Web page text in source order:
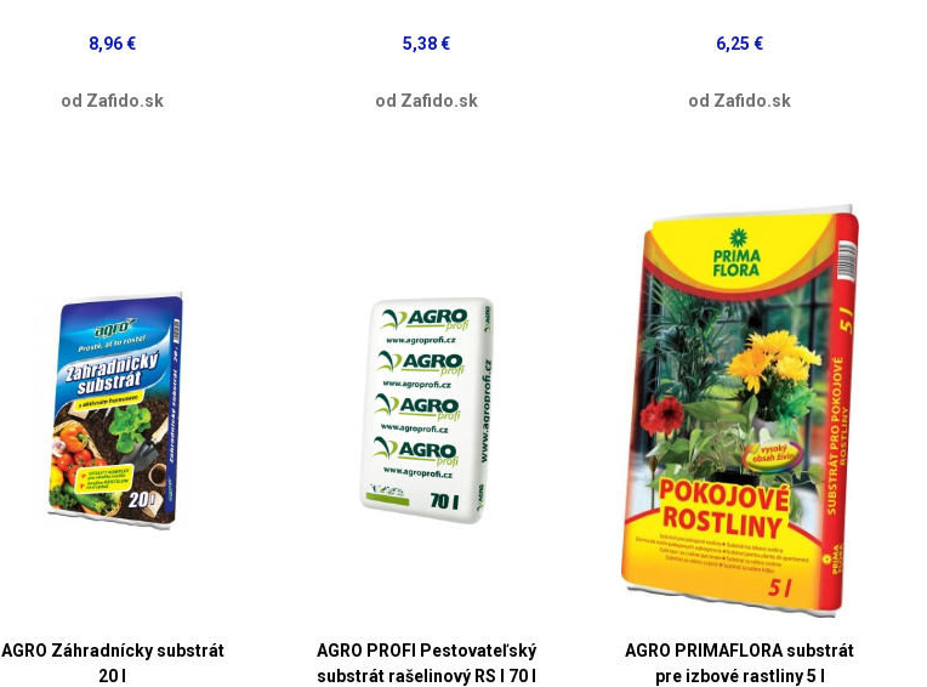
8,96 €
od Zafido.sk
5,38 €
od Zafido.sk
6,25 €
od Zafido.sk
AGRO Záhradnícky substrát
20 l
AGRO PROFI Pestovateľský
substrát rašelinový RS I 70 l
AGRO PRIMAFLORA substrát
pre izbové rastliny 5 l